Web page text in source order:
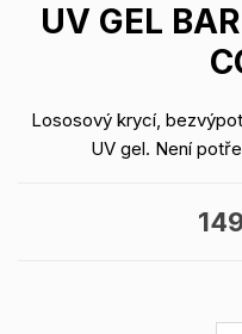
UV GEL
Lososový krycí,
UV gel. Není